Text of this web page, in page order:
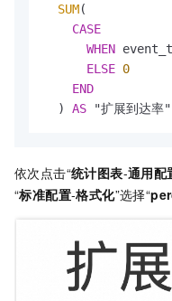
SUM(
CASE
WHEN
ELSE 0
END
  )
AS "扩展到达率"
依次点击“统计图表-通用配
“标准配置-格式化”选择“